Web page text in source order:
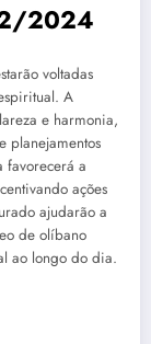
2024
voltadas
A
e harmonia,
planejamentos
favorecerá a
ações
ajudarão a
de olíbano
ao longo do dia.